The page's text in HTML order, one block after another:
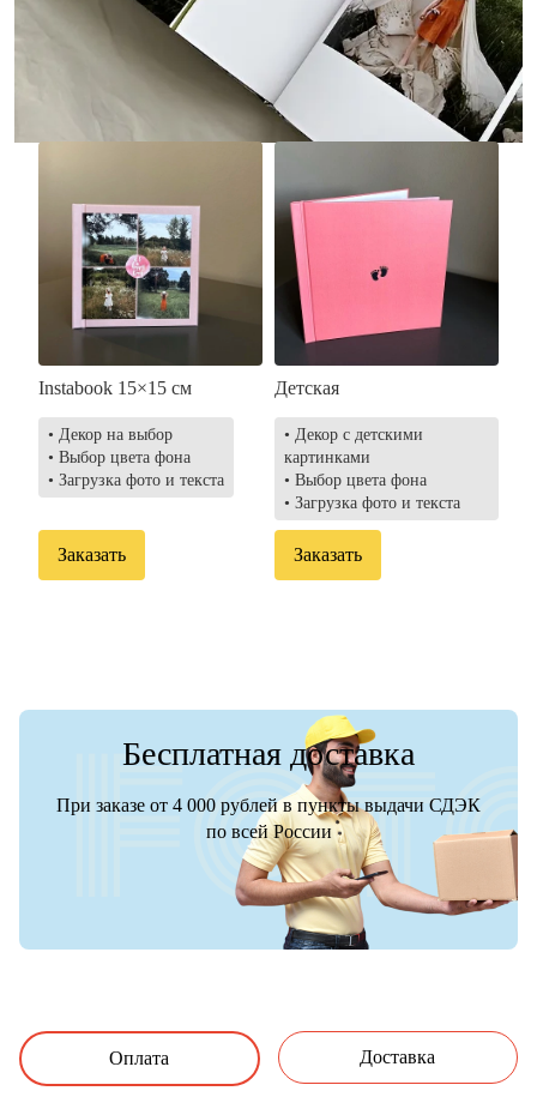
• Загрузка фото и текста
• Выбор цвета фона
• Загрузка фото и текста
Instabook 15×15 см
• Декор на выбор
• Выбор цвета фона
• Загрузка фото и текста
Заказать
Детская
• Декор с детскими
картинками
• Выбор цвета фона
• Загрузка фото и текста
Заказать
Бесплатная доставка
При заказе от 4 000 рублей в пункты выдачи СДЭК
по всей России
Оплата Доставка